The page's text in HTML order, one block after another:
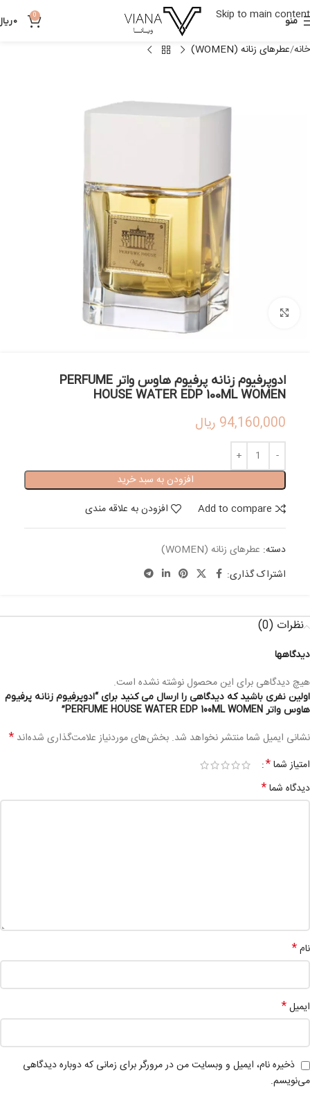
Skip to main content
منو 0
0
خانه عطرهای زنانه (WOMEN)
بزرگنمایی تصویر
ادوپرفیوم زنانه پرفیوم هاوس واتر PERFUME
HOUSE WATER EDP 100ML WOMEN
94,160,000 ریال
افزودن به سبد خرید
Add to compare
افزودن به علاقه مندی
دسته: عطرهای زنانه (WOMEN)
اشتراک گذاری:
نظرات (0)
دیدگاهها
هیچ دیدگاهی برای این محصول نوشته نشده است.
اولین نفری باشید که دیدگاهی را ارسال می کنید برای “ادوپرفیوم زنانه پرفیوم
هاوس واتر PERFUME HOUSE WATER EDP 100ML WOMEN”
نشانی ایمیل شما منتشر نخواهد شد. بخش‌های موردنیاز علامت‌گذاری شده‌اند *
امتیاز شما*
دیدگاه شما*
نام*
ایمیل*
ذخیره نام، ایمیل و وبسایت من در مرورگر برای زمانی که دوباره دیدگاهی
می‌نویسم.